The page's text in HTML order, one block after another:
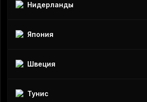
Нидерланды
Япония
Швеция
Тунис